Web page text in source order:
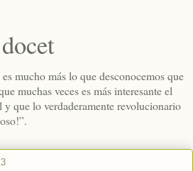
mucho más lo que desconocemos que
muchas veces es más interesante el
que lo verdaderamente revolucionario